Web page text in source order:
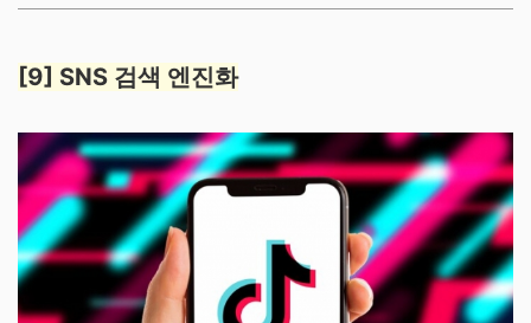
[9] SNS 검색 엔진화